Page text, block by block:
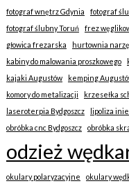
fotograf wnętrz Gdynia
fotograf
fotograf ślubny Toruń
frez
głowica frezarska
hurtownia
kabiny do malowania proszkowego
kajaki Augustów
kemping
komory do metalizacji
krzesełka
laseroterpia Bydgoszcz
lipoliza
obróbka cnc Bydgoszcz
obróbka
odzież
okulary polaryzacyjne okulary